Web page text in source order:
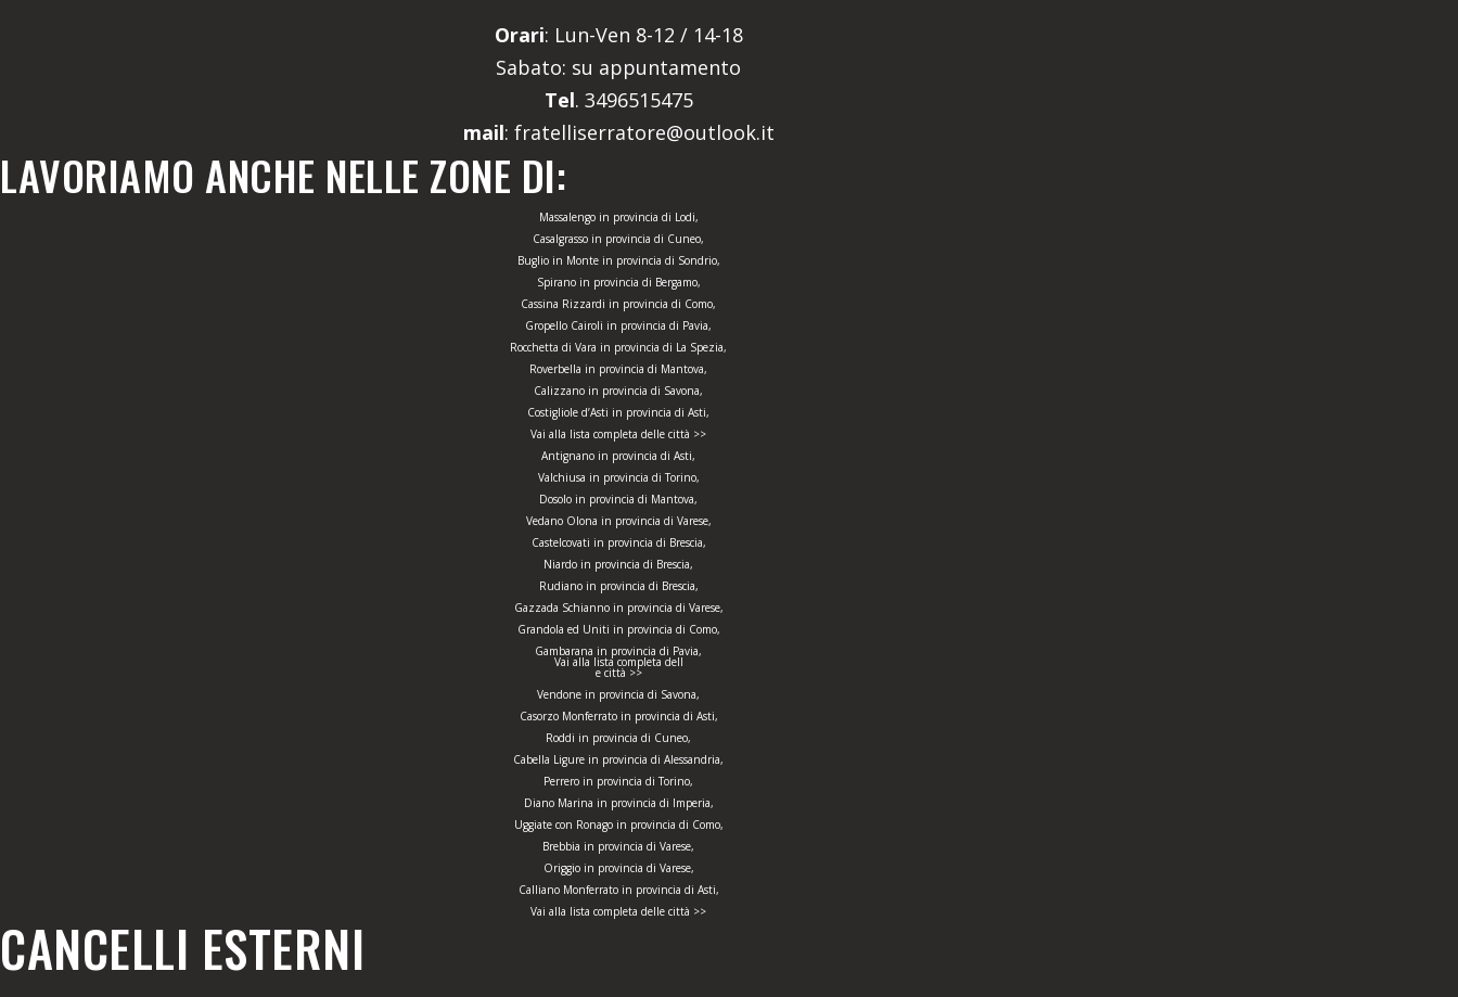
Orari: Lun-Ven 8-12 / 14-18
Sabato: su appuntamento
Tel. 3496515475
mail: fratelliserratore@outlook.it
LAVORIAMO ANCHE NELLE ZONE DI:
Massalengo in provincia di Lodi,
Casalgrasso in provincia di Cuneo,
Buglio in Monte in provincia di Sondrio,
Spirano in provincia di Bergamo,
Cassina Rizzardi in provincia di Como,
Gropello Cairoli in provincia di Pavia,
Rocchetta di Vara in provincia di La Spezia,
Roverbella in provincia di Mantova,
Calizzano in provincia di Savona,
Costigliole d’Asti in provincia di Asti,
Vai alla lista completa delle città >>
Antignano in provincia di Asti,
Valchiusa in provincia di Torino,
Dosolo in provincia di Mantova,
Vedano Olona in provincia di Varese,
Castelcovati in provincia di Brescia,
Niardo in provincia di Brescia,
Rudiano in provincia di Brescia,
Gazzada Schianno in provincia di Varese,
Grandola ed Uniti in provincia di Como,
Gambarana in provincia di Pavia,
Vai alla lista completa dell
e città >>
Vendone in provincia di Savona,
Casorzo Monferrato in provincia di Asti,
Roddi in provincia di Cuneo,
Cabella Ligure in provincia di Alessandria,
Perrero in provincia di Torino,
Diano Marina in provincia di Imperia,
Uggiate con Ronago in provincia di Como,
Brebbia in provincia di Varese,
Origgio in provincia di Varese,
Calliano Monferrato in provincia di Asti,
Vai alla lista completa delle città >>
CANCELLI ESTERNI